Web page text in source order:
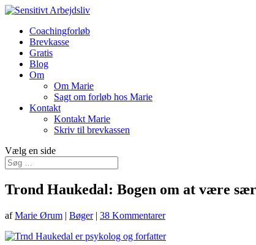
Coachingforløb
Brevkasse
Gratis
Blog
Om
Om Marie
Sagt om forløb hos Marie
Kontakt
Kontakt Marie
Skriv til brevkassen
Vælg en side
Trond Haukedal: Bogen om at være
afMarie Ørum | Bøger| 38 Kommentarer